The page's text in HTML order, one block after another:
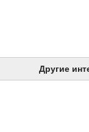
Другие